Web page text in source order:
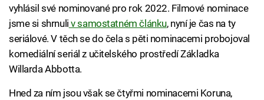
vyhlásil své nominované pro rok 2022. Filmové nominace
jsme si shrnuli v samostatném článku, nyní je čas na ty
seriálové. V těch se do čela s pěti nominacemi probojoval
komediální seriál z učitelského prostředí Základka
Willarda Abbotta.
Hned za ním jsou však se čtyřmi nominacemi Koruna,